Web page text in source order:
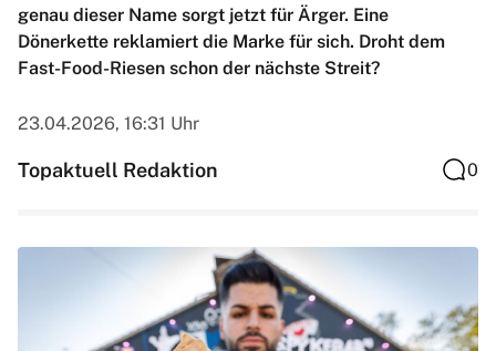
genau dieser Name sorgt jetzt für Ärger. Eine
Dönerkette reklamiert die Marke für sich. Droht dem
Fast-Food-Riesen schon der nächste Streit?
23.04.2026, 16:31 Uhr
Topaktuell Redaktion 0